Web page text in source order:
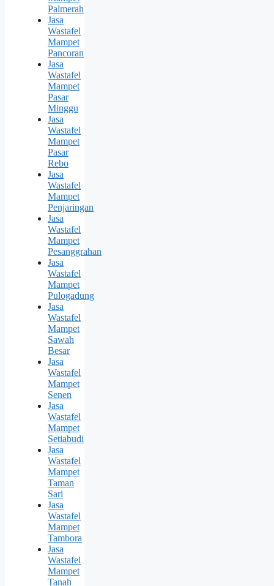
Palmerah
Jasa
Wastafel
Mampet
Pancoran
Jasa
Wastafel
Mampet
Pasar
Minggu
Jasa
Wastafel
Mampet
Pasar
Rebo
Jasa
Wastafel
Mampet
Penjaringan
Jasa
Wastafel
Mampet
Pesanggrahan
Jasa
Wastafel
Mampet
Pulogadung
Jasa
Wastafel
Mampet
Sawah
Besar
Jasa
Wastafel
Mampet
Senen
Jasa
Wastafel
Mampet
Setiabudi
Jasa
Wastafel
Mampet
Taman
Sari
Jasa
Wastafel
Mampet
Tambora
Jasa
Wastafel
Mampet
Tanah